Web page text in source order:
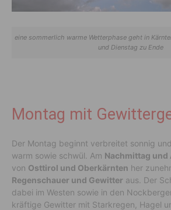
eine sommerlich warme Wetterphase geht in
und Dienstag zu Ende
Montag mit
Der Montag beginnt verbreitet sonnig
warm sowie schwül. Am Nachmittag und
von Osttirol und Oberkärnten her
Regenschauer und Gewitter aus. Der
dabei im Westen sowie in den
kräftige Gewitter mit Starkregen, Hagel